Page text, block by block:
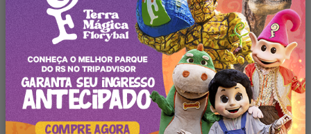
Nova Petrópolis e Caxias Conectadas
Parque do Caracol atração Radical →